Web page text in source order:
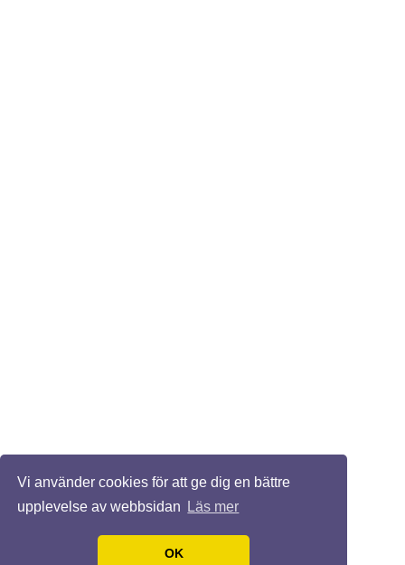
Vi använder cookies för att ge dig en bättre
upplevelse av webbsidan
Läs mer
OK